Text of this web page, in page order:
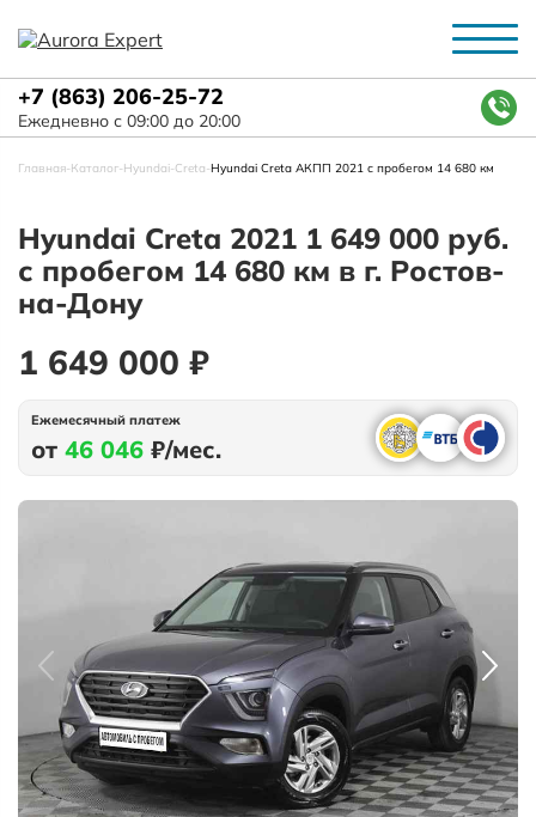
+7 (863) 206-25-72
Ежедневно с 09:00 до 20:00
Главная-Каталог-Hyundai-Creta-Hyundai Creta АКПП 2021 с пробегом 14 680 км
Hyundai Creta 2021 1 649 000 руб.
с пробегом 14 680 км в г. Ростов-
на-Дону
1 649 000 ₽
Ежемесячный платеж
от 46 046 ₽/мес.